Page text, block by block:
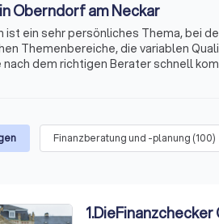
Oberndorf am Neckar
ist ein sehr persönliches Thema, bei
Themenbereiche, die variablen
dem richtigen Berater schnell
Finanzberatung und -planung (100)
1.DieFinanzchecker